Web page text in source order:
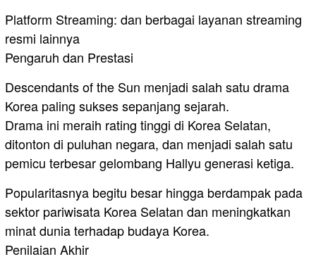
Platform Streaming: dan berbagai layanan streaming
resmi lainnya
Pengaruh dan Prestasi
Descendants of the Sun menjadi salah satu drama
Korea paling sukses sepanjang sejarah.
Drama ini meraih rating tinggi di Korea Selatan,
ditonton di puluhan negara, dan menjadi salah satu
pemicu terbesar gelombang Hallyu generasi ketiga.
Popularitasnya begitu besar hingga berdampak pada
sektor pariwisata Korea Selatan dan meningkatkan
minat dunia terhadap budaya Korea.
Penilaian Akhir